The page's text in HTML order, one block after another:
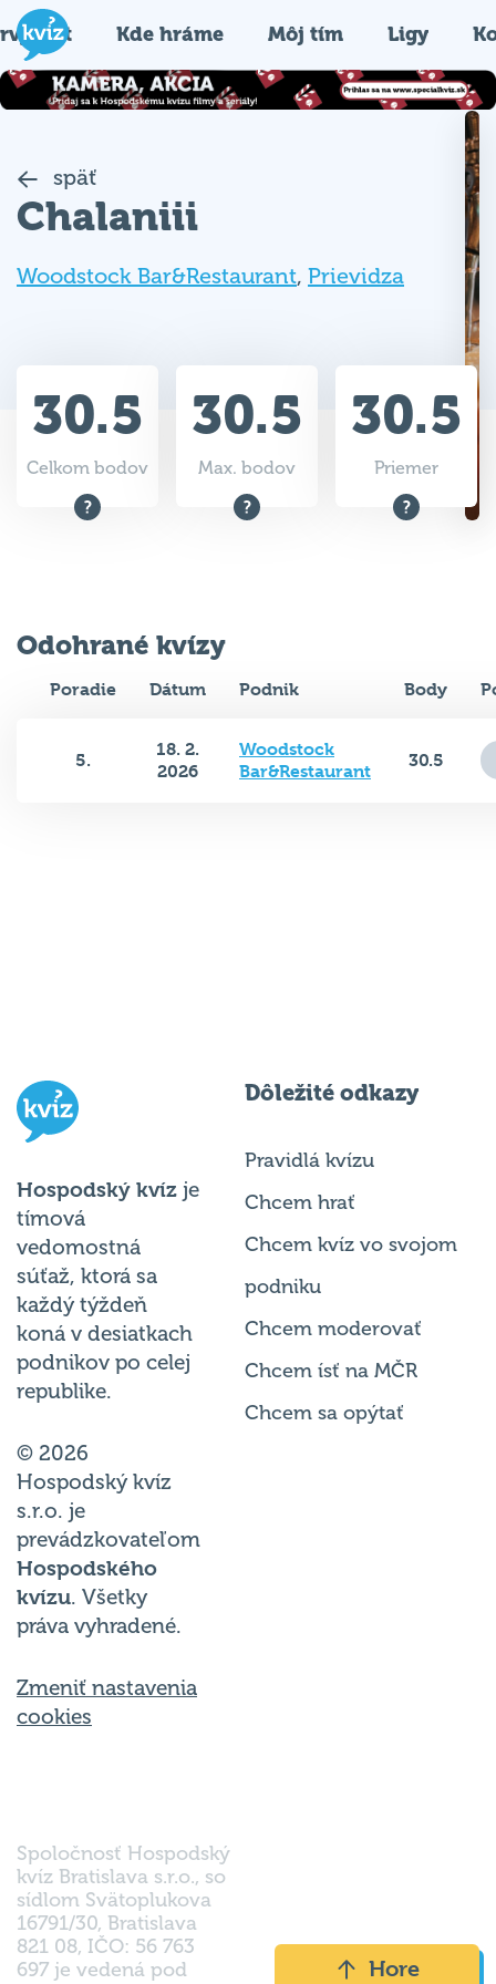
Kde hráme Môj tím Ligy
späť
Chalaniii
Woodstock Bar&Restaurant, Prievidza
30.5
Celkom bodov
30.5
Max. bodov
30.5
Priemer
Odohrané kvízy
Poradie Dátum Podnik Body
5.
18. 2.
2026
Woodstock
Bar&Restaurant
30.5
Hospodský kvíz je
tímová
vedomostná
súťaž, ktorá sa
každý týždeň
koná v desiatkach
podnikov po celej
republike.
© 2026
Hospodský kvíz
s.r.o. je
prevádzkovateľom
Hospodského
kvízu. Všetky
práva vyhradené.
Zmeniť nastavenia
cookies
Dôležité odkazy
Pravidlá kvízu
Chcem hrať
Chcem kvíz vo svojom
podniku
Chcem moderovať
Chcem ísť na MČR
Chcem sa opýtať
Spoločnosť Hospodský
kvíz Bratislava s.r.o., so
sídlom Svätoplukova
16791/30, Bratislava
821 08, IČO: 56 763
697 je vedená pod
Hore